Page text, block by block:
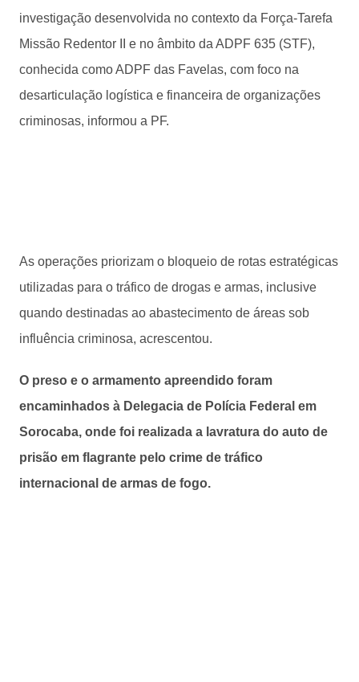
investigação desenvolvida no contexto da Força-Tarefa
Missão Redentor II e no âmbito da ADPF 635 (STF),
conhecida como ADPF das Favelas, com foco na
desarticulação logística e financeira de organizações
criminosas, informou a PF.
As operações priorizam o bloqueio de rotas estratégicas
utilizadas para o tráfico de drogas e armas, inclusive
quando destinadas ao abastecimento de áreas sob
influência criminosa, acrescentou.
O preso e o armamento apreendido foram
encaminhados à Delegacia de Polícia Federal em
Sorocaba, onde foi realizada a lavratura do auto de
prisão em flagrante pelo crime de tráfico
internacional de armas de fogo.